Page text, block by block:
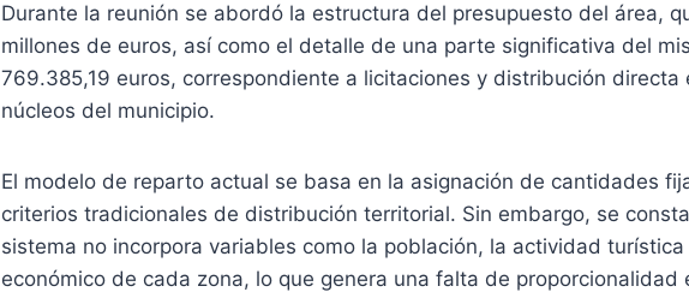
Durante la reunión se abordó la estructura del presupuesto del área,
millones de euros, así como el detalle de una parte significativa del
769.385,19 euros, correspondiente a licitaciones y distribución directa
núcleos del municipio.
El modelo de reparto actual se basa en la asignación de cantidades
criterios tradicionales de distribución territorial. Sin embargo, se
sistema no incorpora variables como la población, la actividad
económico de cada zona, lo que genera una falta de proporcionalidad